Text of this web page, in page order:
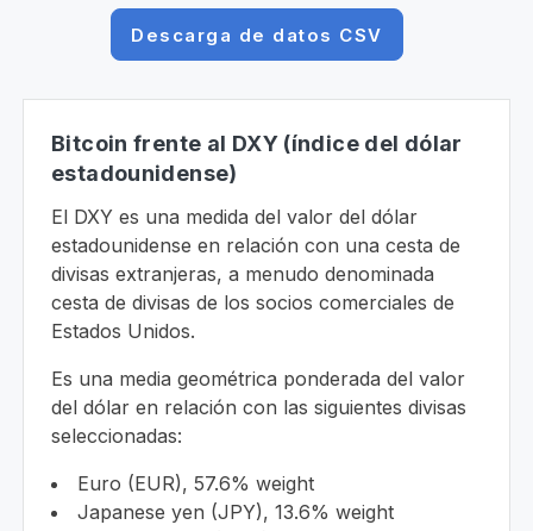
Descarga de datos CSV
Bitcoin frente al DXY (índice del dólar
estadounidense)
El DXY es una medida del valor del dólar
estadounidense en relación con una cesta de
divisas extranjeras, a menudo denominada
cesta de divisas de los socios comerciales de
Estados Unidos.
Es una media geométrica ponderada del valor
del dólar en relación con las siguientes divisas
seleccionadas:
Euro (EUR), 57.6% weight
Japanese yen (JPY), 13.6% weight